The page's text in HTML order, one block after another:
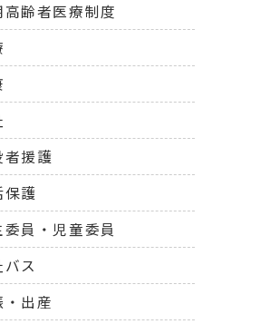
高齢者医療制度
者援護
護
委員・児童委員
ス
・出産